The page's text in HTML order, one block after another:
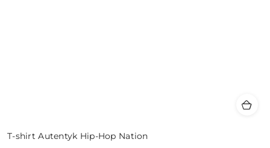
T-shirt Autentyk Hip-Hop Nation